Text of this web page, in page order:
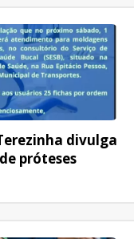
divulga
próteses